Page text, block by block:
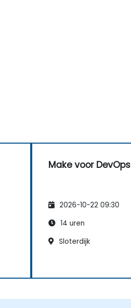
Make voor DevOps
2026-10-22 09:30
14 uren
Sloterdijk